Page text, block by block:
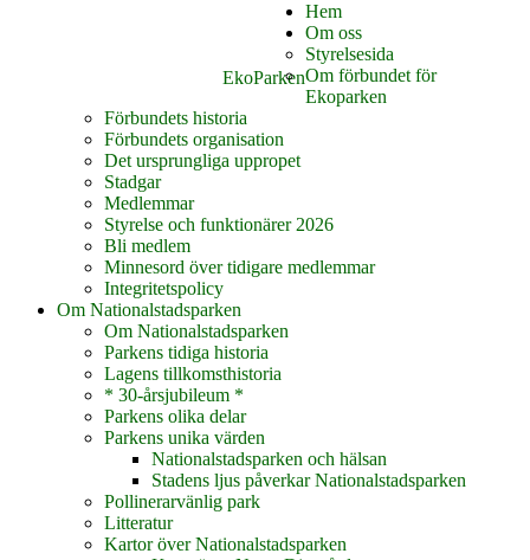
EkoParken
Hem
Om oss
Styrelsesida
Om förbundet för
Ekoparken
Förbundets historia
Förbundets organisation
Det ursprungliga uppropet
Stadgar
Medlemmar
Styrelse och funktionärer 2026
Bli medlem
Minnesord över tidigare medlemmar
Integritetspolicy
Om Nationalstadsparken
Om Nationalstadsparken
Parkens tidiga historia
Lagens tillkomsthistoria
* 30-årsjubileum *
Parkens olika delar
Parkens unika värden
Nationalstadsparken och hälsan
Stadens ljus påverkar Nationalstadsparken
Pollinerarvänlig park
Litteratur
Kartor över Nationalstadsparken